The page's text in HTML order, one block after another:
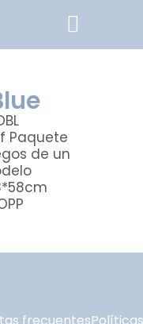
Paquete
de un